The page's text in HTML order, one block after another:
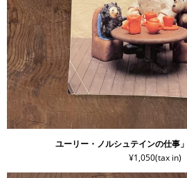
ユーリー・ノルシュテインの仕事
¥1,050(tax in)